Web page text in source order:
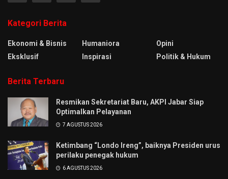
Kategori Berita
Ekonomi & Bisnis
Eksklusif
Humaniora
Inspirasi
Opini
Politik & Hukum
Berita Terbaru
Resmikan Sekretariat Baru, AKPI Jabar Siap
Optimalkan Pelayanan
7 AGUSTUS 2026
Ketimbang “Londo Ireng”, baiknya Presiden urus
perilaku penegak hukum
6 AGUSTUS 2026